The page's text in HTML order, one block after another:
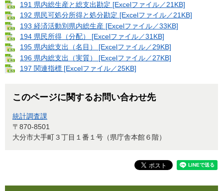
191 県内総生産と総支出勘定 [Excelファイル／21KB]
192 県民可処分所得と処分勘定 [Excelファイル／21KB]
193 経済活動別県内総生産 [Excelファイル／33KB]
194 県民所得（分配） [Excelファイル／31KB]
195 県内総支出（名目） [Excelファイル／29KB]
196 県内総支出（実質） [Excelファイル／27KB]
197 関連指標 [Excelファイル／25KB]
このページに関するお問い合わせ先
統計調査課
〒870-8501
大分市大手町３丁目１番１号（県庁舎本館６階）